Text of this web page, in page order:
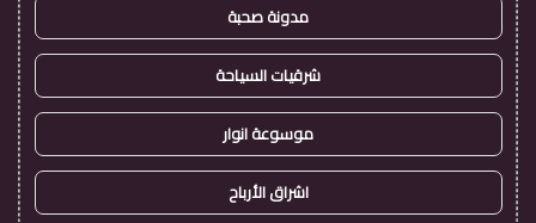
مدونة صحبة
شرقيات السياحة
موسوعة انوار
اشراق الأرباح